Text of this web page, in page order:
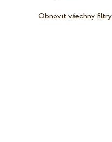
Obnovit všechny filtry